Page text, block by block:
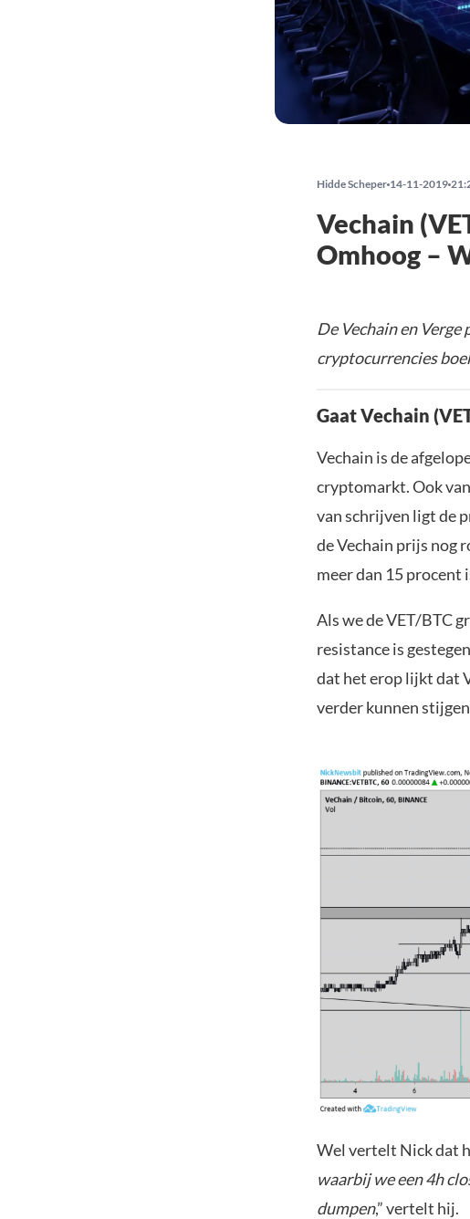
Hidde Scheper 14-11-2019
Vechain
Omhoog –
De Vechain en
cryptocurrencies
Gaat Vechain
Vechain is de
cryptomarkt. Ook
van schrijven ligt de
de Vechain prijs nog
meer dan 15 procent
Als we de VET/BTC
resistance is
dat het erop lijkt dat
verder kunnen
Wel vertelt Nick dat
waarbij we een 4h
dumpen,” vertelt hij.